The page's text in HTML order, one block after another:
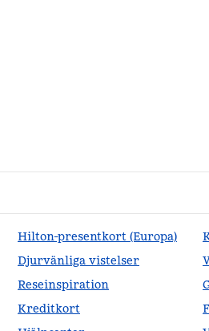
Hilton-presentkort (Europa)
Djurvänliga vistelser
Reseinspiration
Kreditkort